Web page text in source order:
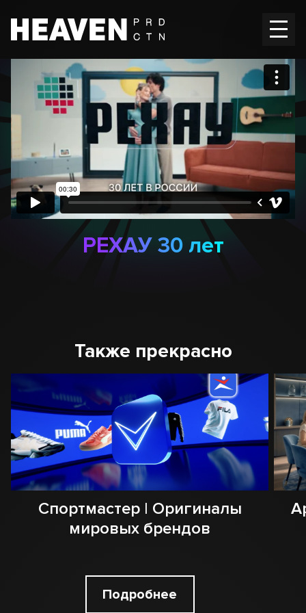
Главная
Работы
Вакансии
Контакты
EnRU
РЕХАУ 30 лет
Также прекрасно
Спортмастер | Оригиналы
мировых брендов
Подробнее